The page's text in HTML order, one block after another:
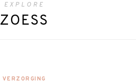
EXPLORE
ZOESS
VERZORGING